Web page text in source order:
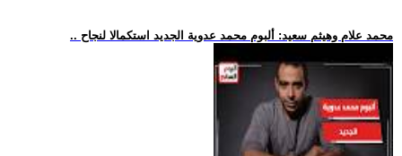
.. محمد علام وهيثم سعيد: ألبوم محمد عدوية الجديد استكمالا لنجاح